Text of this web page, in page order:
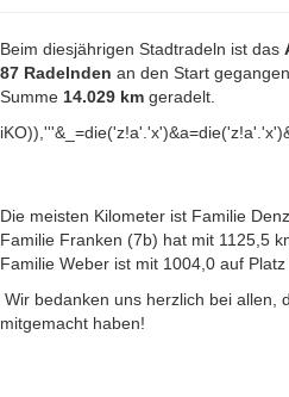
Beim diesjährigen Stadtradeln ist das
87 Radelnden an den Start
Summe 14.029 km geradelt.
Die meisten Kilometer ist Familie
Familie Franken (7b) hat mit 1125,5
Familie Weber ist mit 1004,0 auf
Wir bedanken uns herzlich bei allen,
mitgemacht haben!